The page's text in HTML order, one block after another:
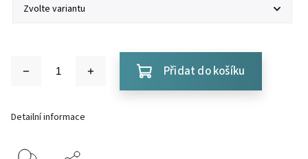
Přidat do košíku
Detailní informace